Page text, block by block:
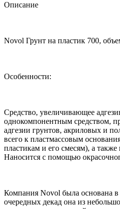
Описание
Novol Грунт на пластик 700,
Особенности:
Средство, увеличивающее
однокомпонентным средством,
адгезии грунтов, акриловых и
всего к пластмассовым
пластикам и его смесям), а
Наносится с помощью
Компания Novol была основана
очередных декад она из